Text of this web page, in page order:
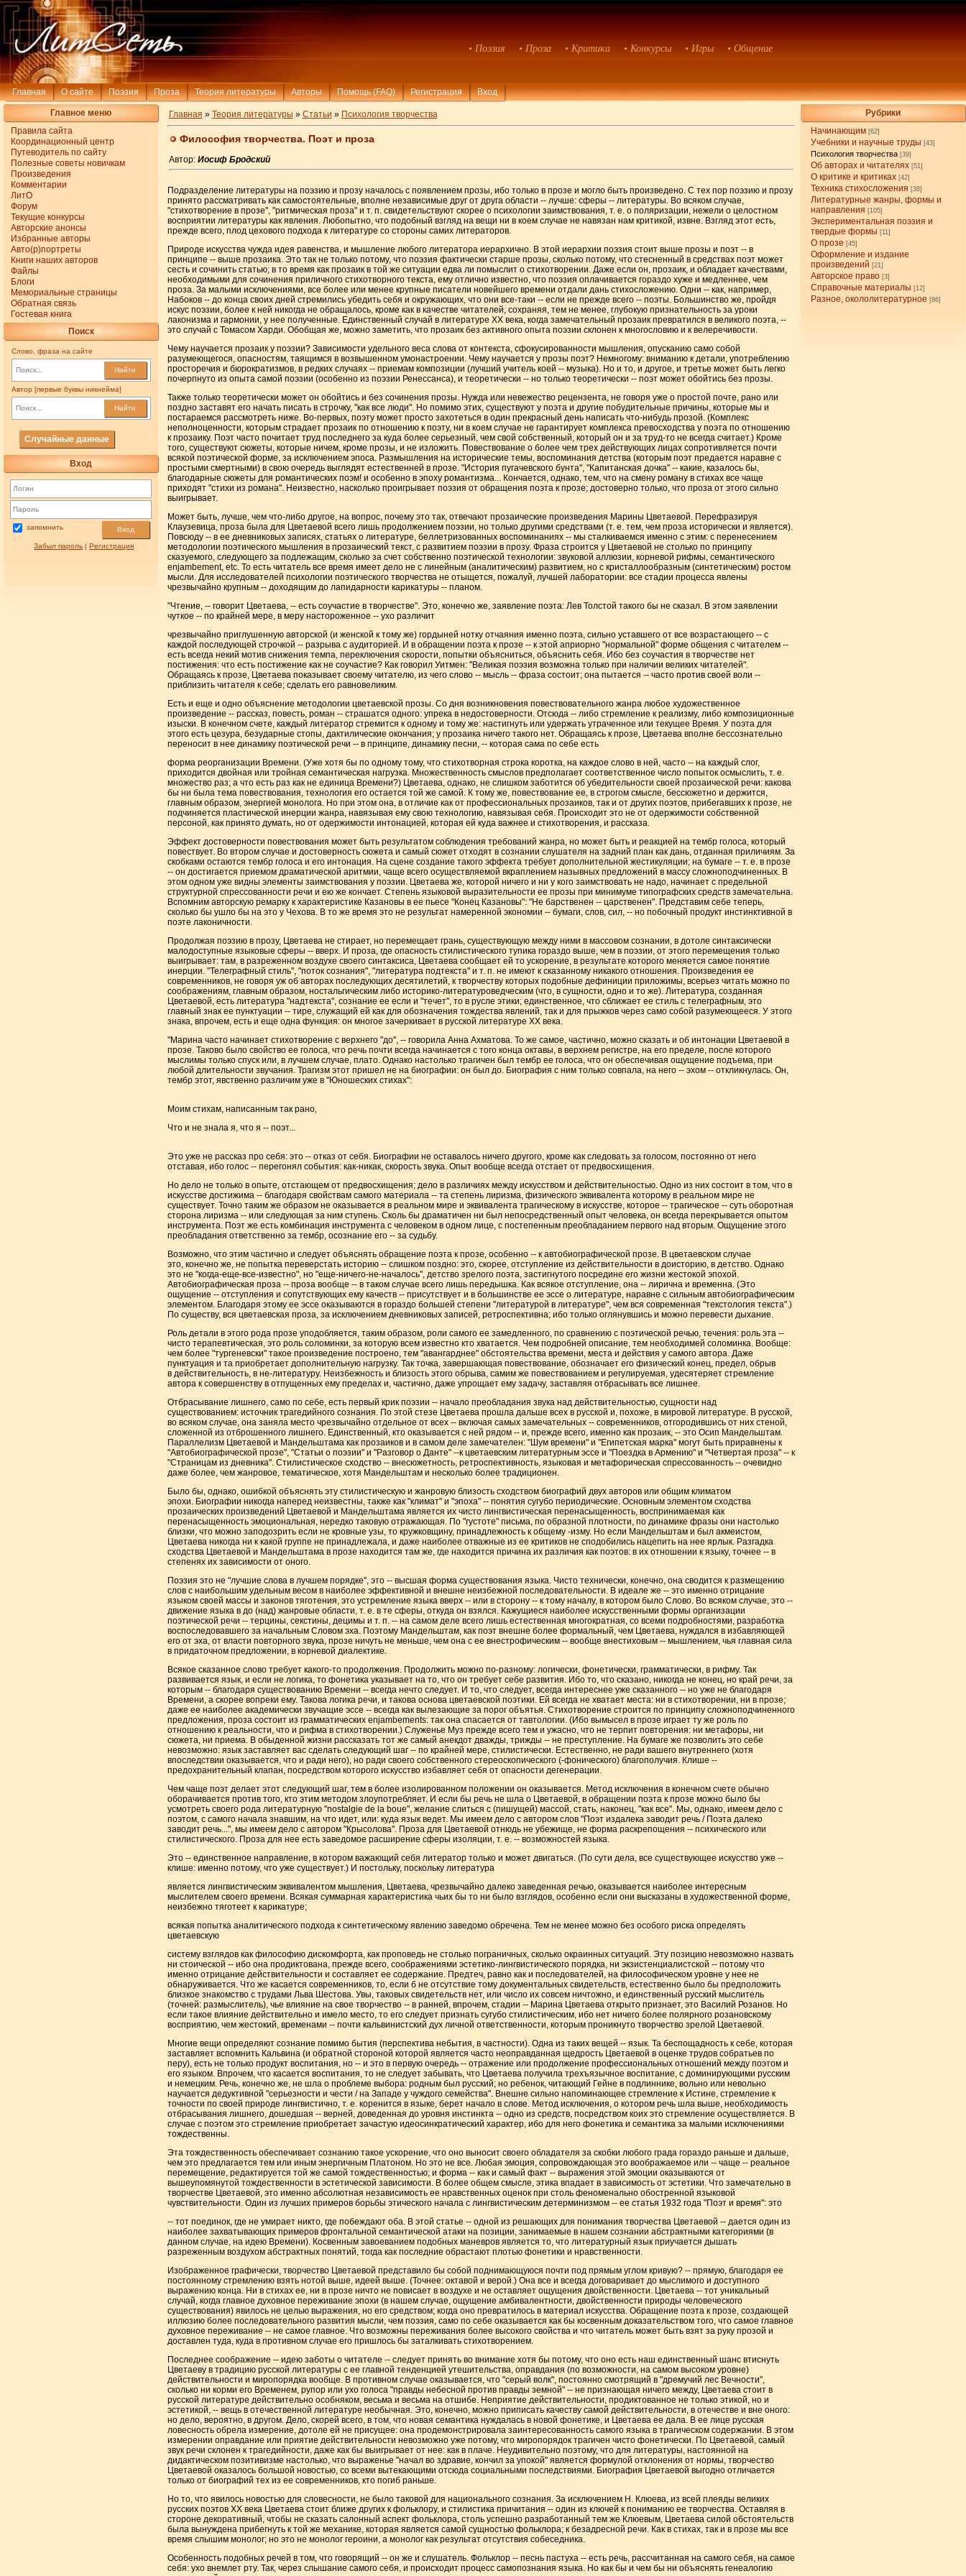
• Поэзия • Проза • Критика • Конкурсы • Игры • Общение
Главная О сайте Поэзия Проза Теория литературы Авторы Помощь (FAQ) Регистрация Вход
Главное меню
Правила сайта
Координационный центр
Путеводитель по сайту
Полезные советы новичкам
Произведения
Комментарии
ЛитО
Форум
Текущие конкурсы
Авторские анонсы
Избранные авторы
Авто(р)портреты
Книги наших авторов
Файлы
Блоги
Мемориальные страницы
Обратная связь
Гостевая книга
Поиск
Слово, фраза на сайте
Найти
Автор [первые буквы никнейма]
Найти
Случайные данные
Вход
запомнить Вход
Забыл пароль |Регистрация
Рубрики
Начинающим [62]
Учебники и научные труды [43]
Психология творчества [39]
Об авторах и читателях [51]
О критике и критиках [42]
Техника стихосложения [38]
Литературные жанры, формы и
направления [105]
Экспериментальная поэзия и
твердые формы [11]
О прозе [45]
Оформление и издание
произведений [21]
Авторское право [3]
Справочные материалы [12]
Разное, окололитературное [86]
Главная » Теория литературы » Статьи » Психология творчества
Философия творчества. Поэт и проза
Автор: Иосиф Бродский
Подразделение литературы на поэзию и прозу началось с появлением прозы, ибо только в прозе и могло быть произведено. С тех пор поэзию и прозу
принято рассматривать как самостоятельные, вполне независимые друг от друга области -- лучше: сферы -- литературы. Во всяком случае,
"стихотворение в прозе", "ритмическая проза" и т. п. свидетельствуют скорее о психологии заимствования, т. е. о поляризации, нежели о целостном
восприятии литературы как явления. Любопытно, что подобный взгляд на вещи ни в коем случае не навязан нам критикой, извне. Взгляд этот есть,
прежде всего, плод цехового подхода к литературе со стороны самих литераторов.
Природе искусства чужда идея равенства, и мышление любого литератора иерархично. В этой иерархии поэзия стоит выше прозы и поэт -- в
принципе -- выше прозаика. Это так не только потому, что поэзия фактически старше прозы, сколько потому, что стесненный в средствах поэт может
сесть и сочинить статью; в то время как прозаик в той же ситуации едва ли помыслит о стихотворении. Даже если он, прозаик, и обладает качествами,
необходимыми для сочинения приличного стихотворного текста, ему отлично известно, что поэзия оплачивается гораздо хуже и медленнее, чем
проза. За малыми исключениями, все более или менее крупные писатели новейшего времени отдали дань стихосложению. Одни -- как, например,
Набоков -- до конца своих дней стремились убедить себя и окружающих, что они все-таки -- если не прежде всего -- поэты. Большинство же, пройдя
искус поэзии, более к ней никогда не обращалось, кроме как в качестве читателей, сохраняя, тем не менее, глубокую признательность за уроки
лаконизма и гармонии, у нее полученные. Единственный случай в литературе XX века, когда замечательный прозаик превратился в великого поэта, --
это случай с Томасом Харди. Обобщая же, можно заметить, что прозаик без активного опыта поэзии склонен к многословию и к велеречивости.
Чему научается прозаик у поэзии? Зависимости удельного веса слова от контекста, сфокусированности мышления, опусканию само собой
разумеющегося, опасностям, таящимся в возвышенном умонастроении. Чему научается у прозы поэт? Немногому: вниманию к детали, употреблению
просторечия и бюрократизмов, в редких случаях -- приемам композиции (лучший учитель коей -- музыка). Но и то, и другое, и третье может быть легко
почерпнуто из опыта самой поэзии (особенно из поэзии Ренессанса), и теоретически -- но только теоретически -- поэт может обойтись без прозы.
Также только теоретически может он обойтись и без сочинения прозы. Нужда или невежество рецензента, не говоря уже о простой почте, рано или
поздно заставят его начать писать в строчку, "как все люди". Но помимо этих, существуют у поэта и другие побудительные причины, которые мы и
постараемся рассмотреть ниже. Во-первых, поэту может просто захотеться в один прекрасный день написать что-нибудь прозой. (Комплекс
неполноценности, которым страдает прозаик по отношению к поэту, ни в коем случае не гарантирует комплекса превосходства у поэта по отношению
к прозаику. Поэт часто почитает труд последнего за куда более серьезный, чем свой собственный, который он и за труд-то не всегда считает.) Кроме
того, существуют сюжеты, которые ничем, кроме прозы, и не изложить. Повествование о более чем трех действующих лицах сопротивляется почти
всякой поэтической форме, за исключением эпоса. Размышления на исторические темы, воспоминания детства (которым поэт предается наравне с
простыми смертными) в свою очередь выглядят естественней в прозе. "История пугачевского бунта", "Капитанская дочка" -- какие, казалось бы,
благодарные сюжеты для романтических поэм! и особенно в эпоху романтизма... Кончается, однако, тем, что на смену роману в стихах все чаще
приходят "стихи из романа". Неизвестно, насколько проигрывает поэзия от обращения поэта к прозе; достоверно только, что проза от этого сильно
выигрывает.
Может быть, лучше, чем что-либо другое, на вопрос, почему это так, отвечают прозаические произведения Марины Цветаевой. Перефразируя
Клаузевица, проза была для Цветаевой всего лишь продолжением поэзии, но только другими средствами (т. е. тем, чем проза исторически и является).
Повсюду -- в ее дневниковых записях, статьях о литературе, беллетризованных воспоминаниях -- мы сталкиваемся именно с этим: с перенесением
методологии поэтического мышления в прозаический текст, с развитием поэзии в прозу. Фраза строится у Цветаевой не столько по принципу
сказуемого, следующего за подлежащим, сколько за счет собственно поэтической технологии: звуковой аллюзии, корневой рифмы, семантического
enjambement, etc. То есть читатель все время имеет дело не с линейным (аналитическим) развитием, но с кристаллообразным (синтетическим) ростом
мысли. Для исследователей психологии поэтического творчества не отыщется, пожалуй, лучшей лаборатории: все стадии процесса явлены
чрезвычайно крупным -- доходящим до лапидарности карикатуры -- планом.
"Чтение, -- говорит Цветаева, -- есть соучастие в творчестве". Это, конечно же, заявление поэта: Лев Толстой такого бы не сказал. В этом заявлении
чуткое -- по крайней мере, в меру настороженное -- ухо различит
чрезвычайно приглушенную авторской (и женской к тому же) гордыней нотку отчаяния именно поэта, сильно уставшего от все возрастающего -- с
каждой последующей строчкой -- разрыва с аудиторией. И в обращении поэта к прозе -- к этой априорно "нормальной" форме общения с читателем --
есть всегда некий мотив снижения темпа, переключения скорости, попытки объясниться, объяснить себя. Ибо без соучастия в творчестве нет
постижения: что есть постижение как не соучастие? Как говорил Уитмен: "Великая поэзия возможна только при наличии великих читателей".
Обращаясь к прозе, Цветаева показывает своему читателю, из чего слово -- мысль -- фраза состоит; она пытается -- часто против своей воли --
приблизить читателя к себе; сделать его равновеликим.
Есть и еще и одно объяснение методологии цветаевской прозы. Со дня возникновения повествовательного жанра любое художественное
произведение -- рассказ, повесть, роман -- страшатся одного: упрека в недостоверности. Отсюда -- либо стремление к реализму, либо композиционные
изыски. В конечном счете, каждый литератор стремится к одному и тому же: настигнуть или удержать утраченное или текущее Время. У поэта для
этого есть цезура, безударные стопы, дактилические окончания; у прозаика ничего такого нет. Обращаясь к прозе, Цветаева вполне бессознательно
переносит в нее динамику поэтической речи -- в принципе, динамику песни, -- которая сама по себе есть
форма реорганизации Времени. (Уже хотя бы по одному тому, что стихотворная строка коротка, на каждое слово в ней, часто -- на каждый слог,
приходится двойная или тройная семантическая нагрузка. Множественность смыслов предполагает соответственное число попыток осмыслить, т. е.
множество раз; а что есть раз как не единица Времени?) Цветаева, однако, не слишком заботится об убедительности своей прозаической речи: какова
бы ни была тема повествования, технология его остается той же самой. К тому же, повествование ее, в строгом смысле, бессюжетно и держится,
главным образом, энергией монолога. Но при этом она, в отличие как от профессиональных прозаиков, так и от других поэтов, прибегавших к прозе, не
подчиняется пластической инерции жанра, навязывая ему свою технологию, навязывая себя. Происходит это не от одержимости собственной
персоной, как принято думать, но от одержимости интонацией, которая ей куда важнее и стихотворения, и рассказа.
Эффект достоверности повествования может быть результатом соблюдения требований жанра, но может быть и реакцией на тембр голоса, который
повествует. Во втором случае и достоверность сюжета и самый сюжет отходят в сознании слушателя на задний план как дань, отданная приличиям. За
скобками остаются тембр голоса и его интонация. На сцене создание такого эффекта требует дополнительной жестикуляции; на бумаге -- т. е. в прозе
-- он достигается приемом драматической аритмии, чаще всего осуществляемой вкраплением назывных предложений в массу сложноподчиненных. В
этом одном уже видны элементы заимствования у поэзии. Цветаева же, которой ничего и ни у кого заимствовать не надо, начинает с предельной
структурной спрессованности речи и ею же кончает. Степень языковой выразительности ее прозы при минимуме типографских средств замечательна.
Вспомним авторскую ремарку к характеристике Казановы в ее пьесе "Конец Казановы": "Не барственен -- царственен". Представим себе теперь,
сколько бы ушло бы на это у Чехова. В то же время это не результат намеренной экономии -- бумаги, слов, сил, -- но побочный продукт инстинктивной в
поэте лаконичности.
Продолжая поэзию в прозу, Цветаева не стирает, но перемещает грань, существующую между ними в массовом сознании, в дотоле синтаксически
малодоступные языковые сферы -- вверх. И проза, где опасность стилистического тупика гораздо выше, чем в поэзии, от этого перемещения только
выигрывает: там, в разреженном воздухе своего синтаксиса, Цветаева сообщает ей то ускорение, в результате которого меняется самое понятие
инерции. "Телеграфный стиль", "поток сознания", "литература подтекста" и т. п. не имеют к сказанному никакого отношения. Произведения ее
современников, не говоря уж об авторах последующих десятилетий, к творчеству которых подобные дефиниции приложимы, всерьез читать можно по
соображениям, главным образом, ностальгическим либо историко-литературоведческим (что, в сущности, одно и то же). Литература, созданная
Цветаевой, есть литература "надтекста", сознание ее если и "течет", то в русле этики; единственное, что сближает ее стиль с телеграфным, это
главный знак ее пунктуации -- тире, служащий ей как для обозначения тождества явлений, так и для прыжков через само собой разумеющееся. У этого
знака, впрочем, есть и еще одна функция: он многое зачеркивает в русской литературе XX века.
"Марина часто начинает стихотворение с верхнего "до", -- говорила Анна Ахматова. То же самое, частично, можно сказать и об интонации Цветаевой в
прозе. Таково было свойство ее голоса, что речь почти всегда начинается с того конца октавы, в верхнем регистре, на его пределе, после которого
мыслимы только спуск или, в лучшем случае, плато. Однако настолько трагичен был тембр ее голоса, что он обеспечивая ощущение подъема, при
любой длительности звучания. Трагизм этот пришел не на биографии: он был до. Биография с ним только совпала, на него -- эхом -- откликнулась. Он,
тембр этот, явственно различим уже в "Юношеских стихах":
Моим стихам, написанным так рано,
Что и не знала я, что я -- поэт...
Это уже не рассказ про себя: это -- отказ от себя. Биографии не оставалось ничего другого, кроме как следовать за голосом, постоянно от него
отставая, ибо голос -- перегонял события: как-никак, скорость звука. Опыт вообще всегда отстает от предвосхищения.
Но дело не только в опыте, отстающем от предвосхищения; дело в различиях между искусством и действительностью. Одно из них состоит в том, что в
искусстве достижима -- благодаря свойствам самого материала -- та степень лиризма, физического эквивалента которому в реальном мире не
существует. Точно таким же образом не оказывается в реальном мире и эквивалента трагическому в искусстве, которое -- трагическое -- суть оборотная
сторона лиризма -- или следующая за ним ступень. Сколь бы драматичен ни был непосредственный опыт человека, он всегда перекрывается опытом
инструмента. Поэт же есть комбинация инструмента с человеком в одном лице, с постепенным преобладанием первого над вторым. Ощущение этого
преобладания ответственно за тембр, осознание его -- за судьбу.
Возможно, что этим частично и следует объяснять обращение поэта к прозе, особенно -- к автобиографической прозе. В цветаевском случае
это, конечно же, не попытка переверстать историю -- слишком поздно: это, скорее, отступление из действительности в доисторию, в детство. Однако
это не "когда-еще-все-известно", но "еще-ничего-не-началось", детство зрелого поэта, застигнутого посредине его жизни жестокой эпохой.
Автобиографическая проза -- проза вообще -- в таком случае всего лишь передышка. Как всякое отступление, она -- лирична и временна. (Это
ощущение -- отступления и сопутствующих ему качеств -- присутствует и в большинстве ее эссе о литературе, наравне с сильным автобиографическим
элементом. Благодаря этому ее эссе оказываются в гораздо большей степени "литературой в литературе", чем вся современная "текстология текста".)
По существу, вся цветаевская проза, за исключением дневниковых записей, ретроспективна; ибо только оглянувшись и можно перевести дыхание.
Роль детали в этого рода прозе уподобляется, таким образом, роли самого ее замедленного, по сравнению с поэтической речью, течения: роль эта --
чисто терапевтическая, это роль соломинки, за которую всем известно кто хватается. Чем подробней описание, тем необходимей соломинка. Вообще:
чем более "тургеневски" такое произведение построено, тем "авангарднее" обстоятельства времени, места и действия у самого автора. Даже
пунктуация и та приобретает дополнительную нагрузку. Так точка, завершающая повествование, обозначает его физический конец, предел, обрыв
в действительность, в не-литературу. Неизбежность и близость этого обрыва, самим же повествованием и регулируемая, удесятеряет стремление
автора к совершенству в отпущенных ему пределах и, частично, даже упрощает ему задачу, заставляя отбрасывать все лишнее.
Отбрасывание лишнего, само по себе, есть первый крик поэзии -- начало преобладания звука над действительностью, сущности над
существованием: источник трагедийного сознания. По этой стезе Цветаева прошла дальше всех в русской и, похоже, в мировой литературе. В русской,
во всяком случае, она заняла место чрезвычайно отдельное от всех -- включая самых замечательных -- современников, отгородившись от них стеной,
сложенной из отброшенного лишнего. Единственный, кто оказывается с ней рядом -- и, прежде всего, именно как прозаик, -- это Осип Мандельштам.
Параллелизм Цветаевой и Мандельштама как прозаиков и в самом деле замечателен: "Шум времени" и "Египетская марка" могут быть приравнены к
"Автобиографической прозе", "Статьи о поэзии" и "Разговор о Данте" --к цветаевским литературным эссе и "Поездка в Армению" и "Четвертая проза" -- к
"Страницам из дневника". Стилистическое сходство -- внесюжетность, ретроспективность, языковая и метафорическая спрессованность -- очевидно
даже более, чем жанровое, тематическое, хотя Мандельштам и несколько более традиционен.
Было бы, однако, ошибкой объяснять эту стилистическую и жанровую близость сходством биографий двух авторов или общим климатом
эпохи. Биографии никогда наперед неизвестны, также как "климат" и "эпоха" -- понятия сугубо периодические. Основным элементом сходства
прозаических произведений Цветаевой и Мандельштама является их чисто лингвистическая перенасыщенность, воспринимаемая как
перенасыщенность эмоциональная, нередко таковую отражающая. По "густоте" письма, по образной плотности, по динамике фразы они настолько
близки, что можно заподозрить если не кровные узы, то кружковщину, принадлежность к общему -изму. Но если Мандельштам и был акмеистом,
Цветаева никогда ни к какой группе не принадлежала, и даже наиболее отважные из ее критиков не сподобились нацепить на нее ярлык. Разгадка
сходства Цветаевой и Мандельштама в прозе находится там же, где находится причина их различия как поэтов: в их отношении к языку, точнее -- в
степенях их зависимости от оного.
Поэзия это не "лучшие слова в лучшем порядке", это -- высшая форма существования языка. Чисто технически, конечно, она сводится к размещению
слов с наибольшим удельным весом в наиболее эффективной и внешне неизбежной последовательности. В идеале же -- это именно отрицание
языком своей массы и законов тяготения, это устремление языка вверх -- или в сторону -- к тому началу, в котором было Слово. Во всяком случае, это --
движение языка в до (над) жанровые области, т. е. в те сферы, откуда он взялся. Кажущиеся наиболее искусственными формы организации
поэтической речи -- терцины, секстины, децимы и т. п. -- на самом деле всего лишь естественная многократная, со всеми подробностями, разработка
воспоследовавшего за начальным Словом эха. Поэтому Мандельштам, как поэт внешне более формальный, чем Цветаева, нуждался в избавляющей
его от эха, от власти повторного звука, прозе ничуть не меньше, чем она с ее внестрофическим -- вообще внестиховым -- мышлением, чья главная сила
в придаточном предложении, в корневой диалектике.
Всякое сказанное слово требует какого-то продолжения. Продолжить можно по-разному: логически, фонетически, грамматически, в рифму. Так
развивается язык, и если не логика, то фонетика указывает на то, что он требует себе развития. Ибо то, что сказано, никогда не конец, но край речи, за
которым -- благодаря существованию Времени -- всегда нечто следует. И то, что следует, всегда интереснее уже сказанного -- но уже не благодаря
Времени, а скорее вопреки ему. Такова логика речи, и такова основа цветаевской поэтики. Ей всегда не хватает места: ни в стихотворении, ни в прозе;
даже ее наиболее академически звучащие эссе -- всегда как вылезающие за порог объятья. Стихотворение строится по принципу сложноподчиненного
предложения, проза состоит из грамматических enjambements: так она спасается от тавтологии. (Ибо вымысел в прозе играет ту же роль по
отношению к реальности, что и рифма в стихотворении.) Служенье Муз прежде всего тем и ужасно, что не терпит повторения: ни метафоры, ни
сюжета, ни приема. В обыденной жизни рассказать тот же самый анекдот дважды, трижды -- не преступление. На бумаге же позволить это себе
невозможно: язык заставляет вас сделать следующий шаг -- по крайней мере, стилистически. Естественно, не ради вашего внутреннего (хотя
впоследствии оказывается, что и ради него), но ради своего собственного стереоскопического (-фонического) благополучия. Клише --
предохранительный клапан, посредством которого искусство избавляет себя от опасности дегенерации.
Чем чаще поэт делает этот следующий шаг, тем в более изолированном положении он оказывается. Метод исключения в конечном счете обычно
оборачивается против того, кто этим методом злоупотребляет. И если бы речь не шла о Цветаевой, в обращении поэта к прозе можно было бы
усмотреть своего рода литературную "nostalgie de la boue", желание слиться с (пишущей) массой, стать, наконец, "как все". Мы, однако, имеем дело с
поэтом, с самого начала знавшим, на что идет, или: куда язык ведет. Мы имеем дело с автором слов "Поэт издалека заводит речь / Поэта далеко
заводит речь...", мы имеем дело с автором "Крысолова". Проза для Цветаевой отнюдь не убежище, не форма раскрепощения -- психического или
стилистического. Проза для нее есть заведомое расширение сферы изоляции, т. е. -- возможностей языка.
Это -- единственное направление, в котором важающий себя литератор только и может двигаться. (По сути дела, все существующее искусство уже --
клише: именно потому, что уже существует.) И постольку, поскольку литература
является лингвистическим эквивалентом мышления, Цветаева, чрезвычайно далеко заведенная речью, оказывается наиболее интересным
мыслителем своего времени. Всякая суммарная характеристика чьих бы то ни было взглядов, особенно если они высказаны в художественной форме,
неизбежно тяготеет к карикатуре;
всякая попытка аналитического подхода к синтетическому явлению заведомо обречена. Тем не менее можно без особого риска определять
цветаевскую
систему взглядов как философию дискомфорта, как проповедь не столько пограничных, сколько окраинных ситуаций. Эту позицию невозможно назвать
ни стоической -- ибо она продиктована, прежде всего, соображениями эстетико-лингвистического порядка, ни экзистенциалистской -- потому что
именно отрицание действительности и составляет ее содержание. Предтеч, равно как и последователей, на философическом уровне у нее не
обнаруживается. Что же касается современников, то, если б не отсутствие тому документальных свидетельств, естественно было бы предположить
близкое знакомство с трудами Льва Шестова. Увы, таковых свидетельств нет, или число их совсем ничтожно, и единственный русский мыслитель
(точней: размыслитель), чье влияние на свое творчество -- в ранней, впрочем, стадии -- Марина Цветаева открыто признает, это Василий Розанов. Но
если такое влияние действительно и имело место, то его следует признать сугубо стилистическим, ибо нет ничего более полярного розановскому
восприятию, чем жестокий, временами -- почти кальвинистский дух личной ответственности, которым проникнуто творчество зрелой Цветаевой.
Многие вещи определяют сознание помимо бытия (перспектива небытия, в частности). Одна из таких вещей -- язык. Та беспощадность к себе, которая
заставляет вспомнить Кальвина (и обратной стороной которой является часто неоправданная щедрость Цветаевой в оценке трудов собратьев по
перу), есть не только продукт воспитания, но -- и это в первую очередь -- отражение или продолжение профессиональных отношений между поэтом и
его языком. Впрочем, что касается воспитания, то не следует забывать, что Цветаева получила трехъязычное воспитание, с доминирующими русским
и немецким. Речь, конечно же, не шла о проблеме выбора: родным был русский; но ребенок, читающий Гейне в подлиннике, вольно или невольно
научается дедуктивной "серьезности и чести / на Западе у чуждого семейства". Внешне сильно напоминающее стремление к Истине, стремление к
точности по своей природе лингвистично, т. е. коренится в языке, берет начало в слове. Метод исключения, о котором речь шла выше, необходимость
отбрасывания лишнего, дошедшая -- верней, доведенная до уровня инстинкта -- одно из средств, посредством коих это стремление осуществляется. В
случае с поэтом это стремление приобретает зачастую идеосинкратический характер, ибо для него фонетика и семантика за малыми исключениями
тождественны.
Эта тождественность обеспечивает сознанию такое ускорение, что оно выносит своего обладателя за скобки любого града гораздо раньше и дальше,
чем это предлагается тем или иным энергичным Платоном. Но это не все. Любая эмоция, сопровождающая это воображаемое или -- чаще -- реальное
перемещение, редактируется той же самой тождественностью; и форма -- как и самый факт -- выражения этой эмоции оказываются от
вышеупомянутой тождественности в эстетической зависимости. В более общем смысле, этика впадает в зависимость от эстетики. Что замечательно в
творчестве Цветаевой, это именно абсолютная независимость ее нравственных оценок при столь феноменально обостренной языковой
чувствительности. Один из лучших примеров борьбы этического начала с лингвистическим детерминизмом -- ее статья 1932 года "Поэт и время": это
-- тот поединок, где не умирает никто, где побеждают оба. В этой статье -- одной из решающих для понимания творчества Цветаевой -- дается один из
наиболее захватывающих примеров фронтальной семантической атаки на позиции, занимаемые в нашем сознании абстрактными категориями (в
данном случае, на идею Времени). Косвенным завоеванием подобных маневров является то, что литературный язык приучается дышать
разреженным воздухом абстрактных понятий, тогда как последние обрастают плотью фонетики и нравственности.
Изображенное графически, творчество Цветаевой представило бы собой поднимающуюся почти под прямым углом кривую? -- прямую, благодаря ее
постоянному стремлению взять нотой выше, идеей выше. (Точнее: октавой и верой.) Она все и всегда договаривает до мыслимого и доступного
выражению конца. Ни в стихах ее, ни в прозе ничто не повисает в воздухе и не оставляет ощущения двойственности. Цветаева -- тот уникальный
случай, когда главное духовное переживание эпохи (в нашем случае, ощущение амбивалентности, двойственности природы человеческого
существования) явилось не целью выражения, но его средством; когда оно превратилось в материал искусства. Обращение поэта к прозе, создающей
иллюзию более последовательного развития мысли, чем поэзия, само по себе оказывается как бы косвенным доказательством того, что самое главное
духовное переживание -- не самое главное. Что возможны переживания более высокого свойства и что читатель может быть взят за руку прозой и
доставлен туда, куда в противном случае его пришлось бы заталкивать стихотворением.
Последнее соображение -- идею заботы о читателе -- следует принять во внимание хотя бы потому, что оно есть наш единственный шанс втиснуть
Цветаеву в традицию русской литературы с ее главной тенденцией утешительства, оправдания (по возможности, на самом высоком уровне)
действительности и миропорядка вообще. В противном случае оказывается, что "серый волк", постоянно смотрящий в "дремучий лес Вечности",
сколько ни корми его Временем, рупор или ухо голоса "правды небесной против правды земной" -- не признающая ничего между, Цветаева стоит в
русской литературе действительно особняком, весьма и весьма на отшибе. Неприятие действительности, продиктованное не только этикой, но и
эстетикой, -- вещь в отечественной литературе необычная. Это, конечно, можно приписать качеству самой действительности, в отечестве и вне оного:
но дело, вероятно, в другом. Дело, скорей всего, в том, что новая семантика нуждалась в новой фонетике, и Цветаева ее дала. В ее лице русская
ловесность обрела измерение, дотоле ей не присущее: она продемонстрировала заинтересованность самого языка в трагическом содержании. В этом
измерении оправдание или приятие действительности невозможно уже потому, что миропорядок трагичен чисто фонетически. По Цветаевой, самый
звук речи склонен к трагедийности, даже как бы выигрывает от нее: как в плаче. Неудивительно поэтому, что для литературы, настоянной на
дидактическом позитивизме настолько, что выраженье "начал во здравие, кончил за упокой" является формулой отклонения от нормы, творчество
Цветаевой оказалось большой новостью, со всеми вытекающими отсюда социальными последствиями. Биография Цветаевой выгодно отличается
только от биографий тех из ее современников, кто погиб раньше.
Но то, что явилось новостью для словесности, не было таковой для национального сознания. За исключением Н. Клюева, из всей плеяды великих
русских поэтов XX века Цветаева стоит ближе других к фольклору, и стилистика причитания -- один из ключей к пониманию ее творчества. Оставляя в
стороне декоративный, чтобы не сказать салонный аспект фольклора, столь успешно разработанный тем же Клюевым, Цветаева силой обстоятельств
была вынуждена прибегнуть к той же механике, которая является самой сущностью фольклора; к безадресной речи. Как в стихах, так и в прозе мы все
время слышим монолог; но это не монолог героини, а монолог как результат отсутствия собеседника.
Особенность подобных речей в том, что говорящий -- он же и слушатель. Фольклор -- песнь пастуха -- есть речь, рассчитанная на самого себя, на самое
себя: ухо внемлет рту. Так, через слышание самого себя, и происходит процесс самопознания языка. Но как бы и чем бы ни объяснять генеалогию